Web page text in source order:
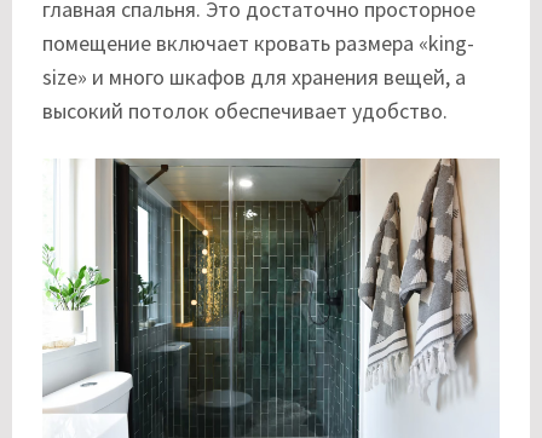
главная спальня. Это достаточно просторное
помещение включает кровать размера «king-
size» и много шкафов для хранения вещей, а
высокий потолок обеспечивает удобство.